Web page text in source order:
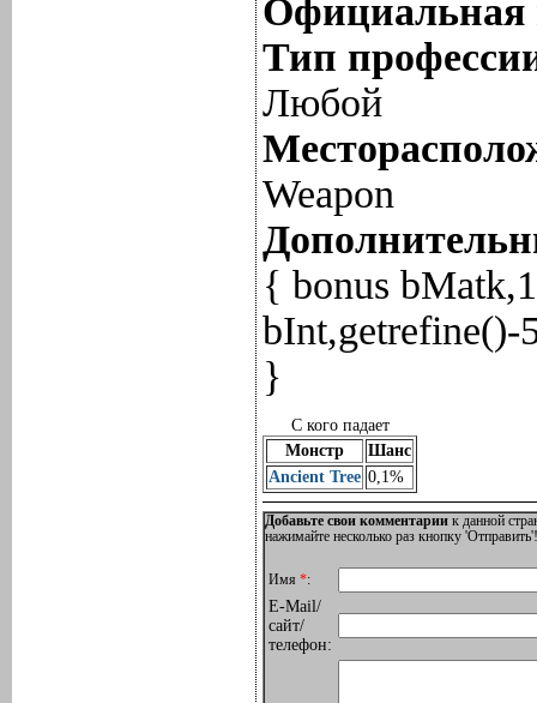
Тип
Любой
Weapon
{ bonus
bInt,getrefine()-
}
С кого падает
Монстр
Шанс
Ancient Tree 0,1%
Добавьте свои комментарии к данной
нажимайте несколько раз кнопку
Имя*:
E-Mail/
сайт/
телефон: